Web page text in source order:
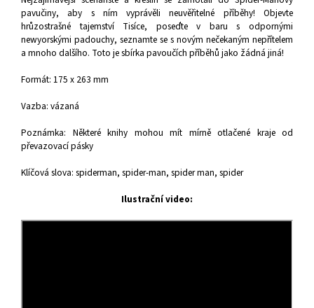
pavučiny, aby s ním vyprávěli neuvěřitelné příběhy! Objevte
hrůzostrašné tajemství Tisíce, poseďte v baru s odpornými
newyorskými padouchy, seznamte se s novým nečekaným nepřítelem
a mnoho dalšího. Toto je sbírka pavoučích příběhů jako žádná jiná!
Formát: 175 x 263 mm
Vazba: vázaná
Poznámka: Některé knihy mohou mít mírně otlačené kraje od
převazovací pásky
Klíčová slova: spiderman, spider-man, spider man, spider
Ilustrační video: